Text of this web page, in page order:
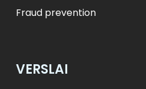
Fraud prevention
VERSLAI